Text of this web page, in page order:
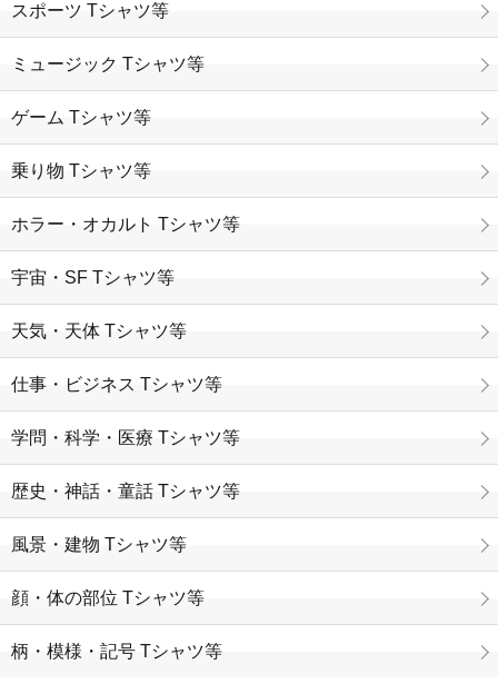
スポーツ Tシャツ等
ミュージック Tシャツ等
ゲーム Tシャツ等
乗り物 Tシャツ等
ホラー・オカルト Tシャツ等
宇宙・SF Tシャツ等
天気・天体 Tシャツ等
仕事・ビジネス Tシャツ等
学問・科学・医療 Tシャツ等
歴史・神話・童話 Tシャツ等
風景・建物 Tシャツ等
顔・体の部位 Tシャツ等
柄・模様・記号 Tシャツ等